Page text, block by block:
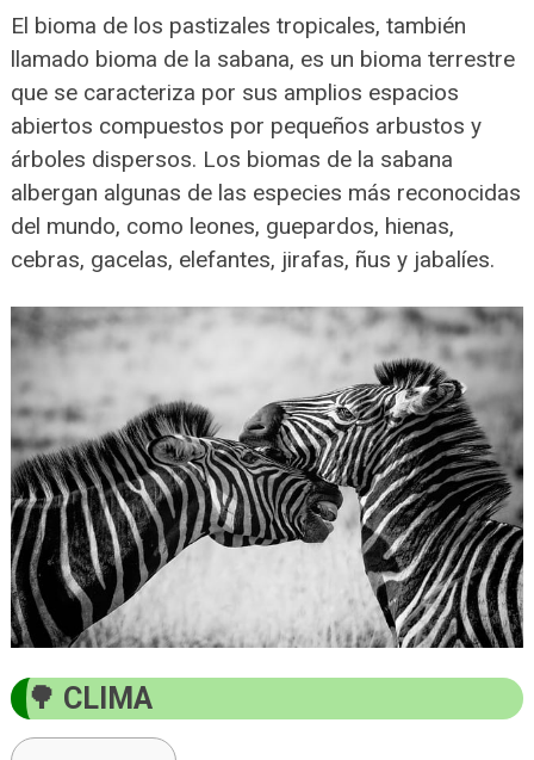
El bioma de los pastizales tropicales, también
llamado bioma de la sabana, es un bioma terrestre
que se caracteriza por sus amplios espacios
abiertos compuestos por pequeños arbustos y
árboles dispersos. Los biomas de la sabana
albergan algunas de las especies más reconocidas
del mundo, como leones, guepardos, hienas,
cebras, gacelas, elefantes, jirafas, ñus y jabalíes.
CLIMA